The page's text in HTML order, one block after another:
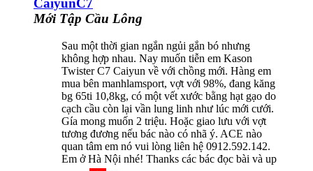
CaiyunC7
Mới Tập Cầu Lông
Sau một thời gian ngắn ngủi gắn bó nhưng
không hợp nhau. Nay muốn tiễn em Kason
Twister C7 Caiyun về với chồng mới. Hàng em
mua bên manhlamsport, vợt với 98%, đang kăng
bg 65ti 10,8kg, có một vết xước bằng hạt gạo do
cạch cầu còn lại vần lung linh như lúc mới cưới.
Gía mong muốn 2 triệu. Hoặc giao lưu với vợt
tương đương nếu bác nào có nhã ý. ACE nào
quan tâm em nó vui lòng liên hệ 0912.592.142.
Em ở Hà Nội nhé! Thanks các bác đọc bài và up